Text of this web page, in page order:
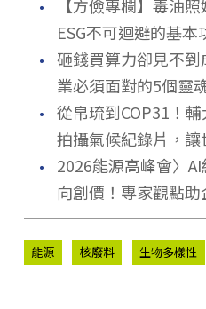
【方儉專欄】毒油
ESG不可迴避的基本
． 砸錢買算力卻見不
業必須面對的5個靈
． 從帛琉到COP31！
拍攝氣候紀錄片，
．
2026能源高峰會〉
向創價！專家觀點
能源 核廢料 生物多樣性